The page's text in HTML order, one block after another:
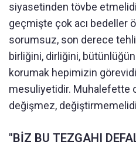
siyasetinden tövbe
geçmişte çok acı bedeller
sorumsuz, son derece
birliğini, dirliğini,
korumak hepimizin
mesuliyetidir. Muhalefette
değişmez,
"BİZ BU TEZGAHI